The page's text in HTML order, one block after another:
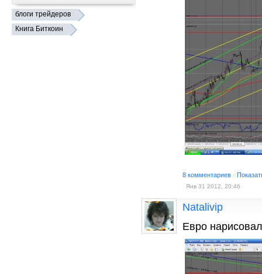
блоги трейдеров
Книга Биткоин
8 комментариев ·
Янв 31 2012, 20:46
Natalivip
Евро